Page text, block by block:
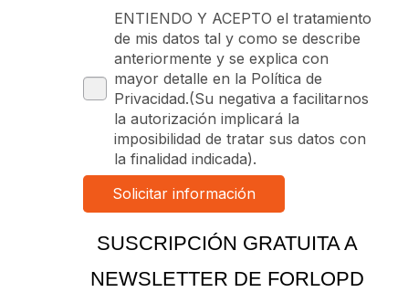
ENTIENDO Y ACEPTO el tratamiento
de mis datos tal y como se describe
anteriormente y se explica con
mayor detalle en la Política de
Privacidad.(Su negativa a facilitarnos
la autorización implicará la
imposibilidad de tratar sus datos con
la finalidad indicada).
SUSCRIPCIÓN GRATUITA A
NEWSLETTER DE FORLOPD